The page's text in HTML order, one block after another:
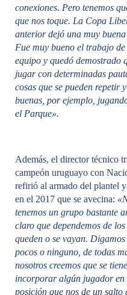
conexiones. Pero tenemos
que nos toque. La Copa
anterior dejó una muy buena
Fue muy bueno el trabajo
equipo y quedó demostrado
jugar con determinadas
cosas que se pueden repetir
buenas, por ejemplo,
el Parque».
Además, el director técnico
campeón uruguayo con
refirió al armado del plantel
en el 2017 que se avecina:
tenemos un grupo bastante
claro que dependemos de los
queden o se vayan. Digamos
pocos o ninguno, de todas
nosotros creemos que se
incorporar algún jugador en
posición que nos de un salto